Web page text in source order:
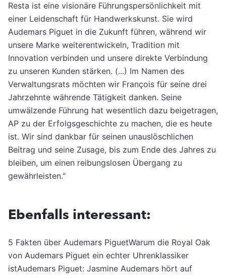
Resta ist eine visionäre Führungspersönlichkeit mit
einer Leidenschaft für Handwerkskunst. Sie wird
Audemars Piguet in die Zukunft führen, während wir
unsere Marke weiterentwickeln, Tradition mit
Innovation verbinden und unsere direkte Verbindung
zu unseren Kunden stärken. (...) Im Namen des
Verwaltungsrats möchten wir François für seine drei
Jahrzehnte währende Tätigkeit danken. Seine
umwälzende Führung hat wesentlich dazu beigetragen,
AP zu der Erfolgsgeschichte zu machen, die es heute
ist. Wir sind dankbar für seinen unauslöschlichen
Beitrag und seine Zusage, bis zum Ende des Jahres zu
bleiben, um einen reibungslosen Übergang zu
gewährleisten."
Ebenfalls interessant:
5 Fakten über Audemars PiguetWarum die Royal Oak
von Audemars Piguet ein echter Uhrenklassiker
istAudemars Piguet: Jasmine Audemars hört auf